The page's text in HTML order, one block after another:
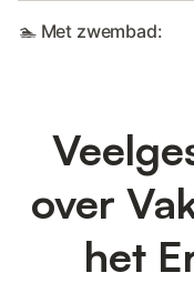
🏊 Met zwembad:
over
het